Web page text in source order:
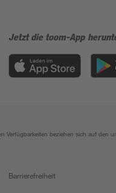
Jetzt die toom-App
beziehen sich auf
Barrierefreiheit